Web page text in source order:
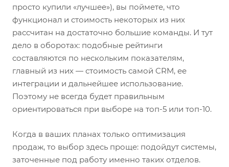
просто купили «лучшее»), вы поймете, что
функционал и стоимость некоторых из них
рассчитан на достаточно большие команды. И тут
дело в оборотах: подобные рейтинги
составляются по нескольким показателям,
главный из них — стоимость самой CRM, ее
интеграции и дальнейшее использование.
Поэтому не всегда будет правильным
ориентироваться при выборе на топ-5 или топ-10.
Когда в ваших планах только оптимизация
продаж, то выбор здесь проще: подойдут системы,
заточенные под работу именно таких отделов.